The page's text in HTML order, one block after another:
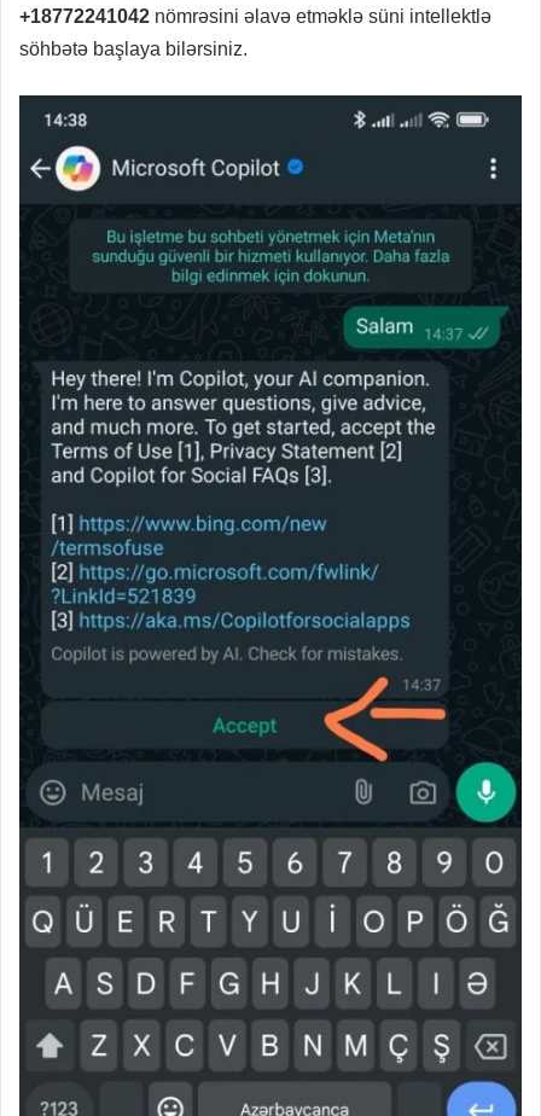
+18772241042 nömrəsini əlavə etməklə süni intellektlə
söhbətə başlaya bilərsiniz.